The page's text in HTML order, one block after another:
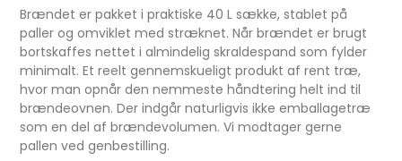
Brændet er pakket i praktiske 40 L sække, stablet på
paller og omviklet med stræknet. Når brændet er brugt
bortskaffes nettet i almindelig skraldespand som fylder
minimalt. Et reelt gennemskueligt produkt af rent træ,
hvor man opnår den nemmeste håndtering helt ind til
brændeovnen. Der indgår naturligvis ikke emballagetræ
som en del af brændevolumen. Vi modtager gerne
pallen ved genbestilling.